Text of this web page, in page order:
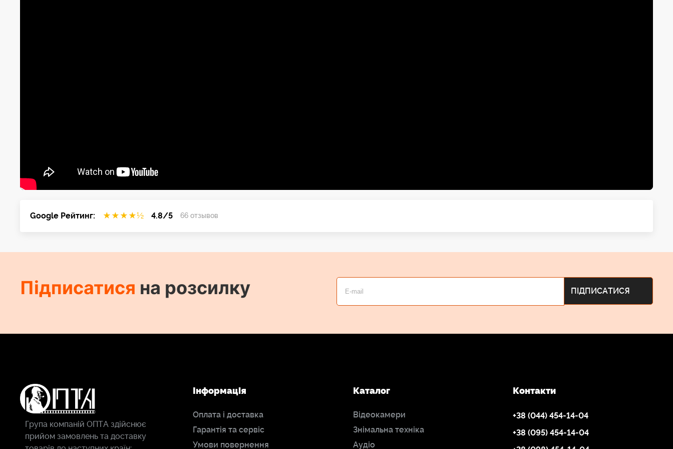
Google Рейтинг: ★ ★ ★ ★½ 4.8/5 66 отзывов
Підписатися на розсилку
Група компаній ОПТА здійснює
прийом замовлень та доставку
Інформація
Оплата і доставка
Гарантія та сервіс
Умови повернення
Каталог
Відеокамери
Знімальна техніка
Аудіо
Контакти
+38 (044) 454-14-04
+38 (095) 454-14-04